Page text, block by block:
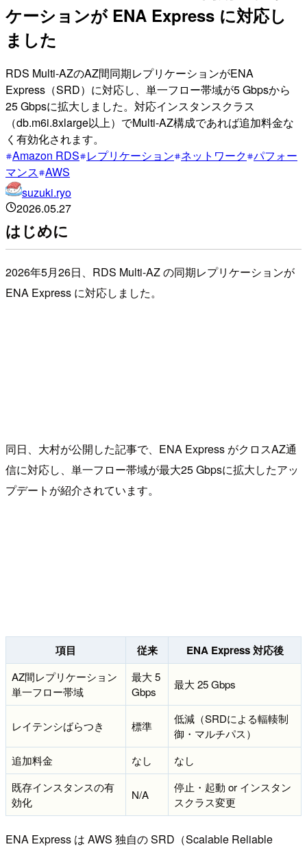
ケーションが ENA Express に対応し
ました
RDS Multi-AZのAZ間同期レプリケーションがENA
Express（SRD）に対応し、単一フロー帯域が5 Gbpsから
25 Gbpsに拡大しました。対応インスタンスクラス
（db.m6i.8xlarge以上）でMulti-AZ構成であれば追加料金な
く有効化されます。
Amazon RDS レプリケーション ネットワーク パフォー
マンス AWS
suzuki.ryo
2026.05.27
はじめに
2026年5月26日、RDS Multi-AZ の同期レプリケーションが
ENA Express に対応しました。
同日、大村が公開した記事で、ENA Express がクロスAZ通
信に対応し、単一フロー帯域が最大25 Gbpsに拡大したアッ
プデートが紹介されています。
項目 従来 ENA Express 対応後
AZ間レプリケーション
単一フロー帯域
最大 5
Gbps
最大 25 Gbps
レイテンシばらつき 標準
低減（SRDによる輻輳制
御・マルチパス）
追加料金
なし
なし
既存インスタンスの有
効化
N/A
停止・起動 or インスタン
スクラス変更
ENA Express は AWS 独自の SRD（Scalable Reliable